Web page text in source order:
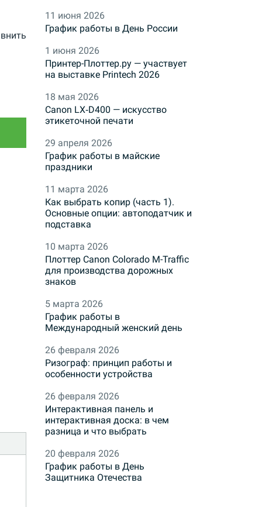
11 июня 2026
График работы в День России
1 июня 2026
Принтер-Плоттер.ру — участвует
на выставке Printech 2026
18 мая 2026
Canon LX‑D400 — искусство
этикеточной печати
29 апреля 2026
График работы в майские
праздники
11 марта 2026
Как выбрать копир (часть 1).
Основные опции: автоподатчик и
подставка
10 марта 2026
Плоттер Canon Colorado M-Traffic
для производства дорожных
знаков
5 марта 2026
График работы в
Международный женский день
26 февраля 2026
Ризограф: принцип работы и
особенности устройства
26 февраля 2026
Интерактивная панель и
интерактивная доска: в чем
разница и что выбрать
20 февраля 2026
График работы в День
Защитника Отечества